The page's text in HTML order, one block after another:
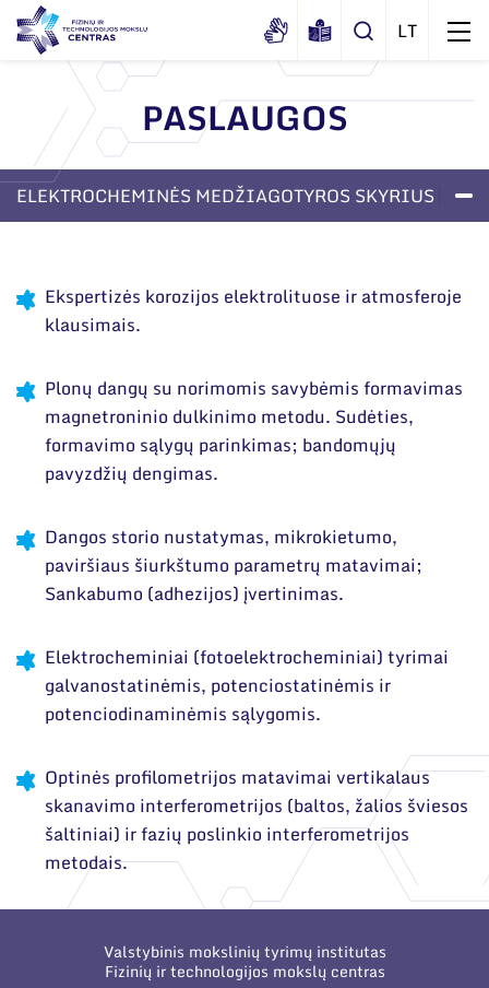
Apie mus
Dokumentai
Korupcijos prevencija
Darbuotojams
Nuorodos
Narystė nacionalinėse ir tarptautinėse
Struktūra
Administraciniai skyriai
Moksliniai skyriai
Tarptautinė patarėjų taryba
Mokslininkai emeritai
Renginiai
Tinklalaidės
Leidiniai
Administracija
Darbuotojų kontaktai
PASLAUGOS
ELEKTROCHEMINĖS MEDŽIAGOTYROS SKYRIUS
Ekspertizės korozijos elektrolituose ir atmosferoje
klausimais.
Plonų dangų su norimomis savybėmis formavimas
magnetroninio dulkinimo metodu. Sudėties,
formavimo sąlygų parinkimas; bandomųjų
pavyzdžių dengimas.
Dangos storio nustatymas, mikrokietumo,
paviršiaus šiurkštumo parametrų matavimai;
Sankabumo (adhezijos) įvertinimas.
Elektrocheminiai (fotoelektrocheminiai) tyrimai
galvanostatinėmis, potenciostatinėmis ir
potenciodinaminėmis sąlygomis.
Optinės profilometrijos matavimai vertikalaus
skanavimo interferometrijos (baltos, žalios šviesos
šaltiniai) ir fazių poslinkio interferometrijos
metodais.
Valstybinis mokslinių tyrimų institutas
Fizinių ir technologijos mokslų centras